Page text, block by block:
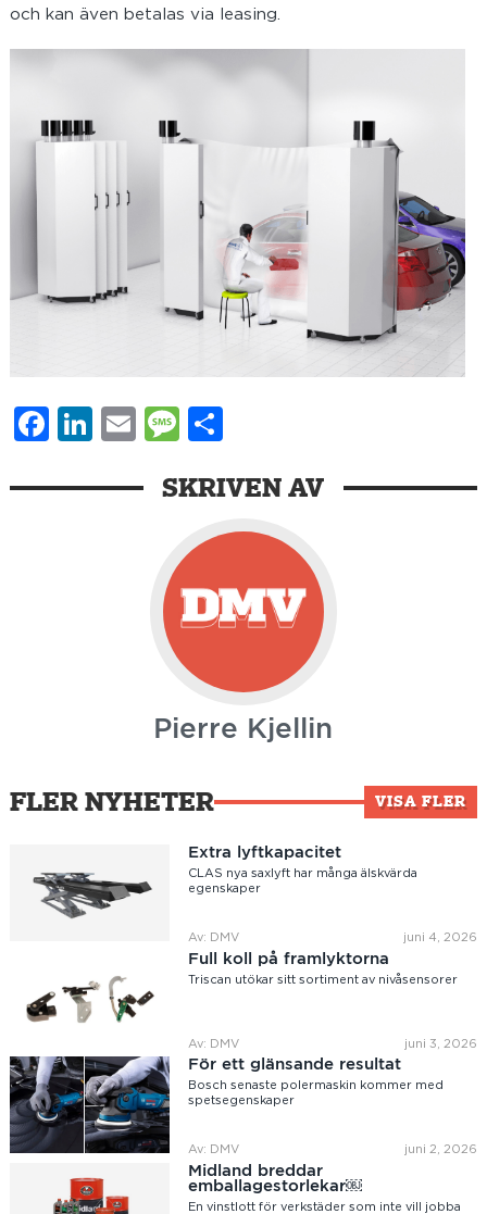
och kan även betalas via leasing.
Facebook
LinkedIn
EmailMessage
SKRIVEN AV
Pierre Kjellin
FLER NYHETER VISA FLER
Extra lyftkapacitet
CLAS nya saxlyft har många älskvärda
egenskaper
Av: DMV juni 4, 2026
Full koll på framlyktorna
Triscan utökar sitt sortiment av nivåsensorer
Av: DMV juni 3, 2026
För ett glänsande resultat
Bosch senaste polermaskin kommer med
spetsegenskaper
Av: DMV juni 2, 2026
Midland breddar
emballagestorlekar￼
En vinstlott för verkstäder som inte vill jobba